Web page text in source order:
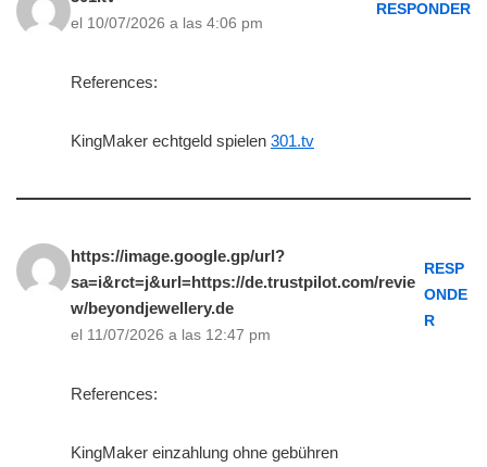
el 10/07/2026 a las 4:06 pm
RESPONDER
References:
KingMaker echtgeld spielen 301.tv
https://image.google.gp/url?
sa=i&rct=j&url=https://de.trustpilot.com/revie
w/beyondjewellery.de
el 11/07/2026 a las 12:47 pm
RESP
ONDE
R
References:
KingMaker einzahlung ohne gebühren